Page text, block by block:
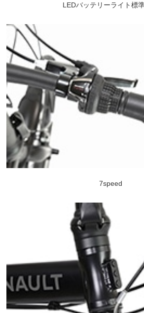
LEDバッテリーライト標
7speed